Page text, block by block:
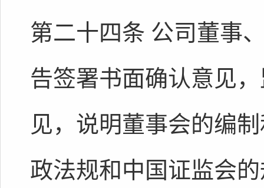
第二十四条 公司董事
告签署书面确认意见
见，说明董事会的编
政法规和中国证监会